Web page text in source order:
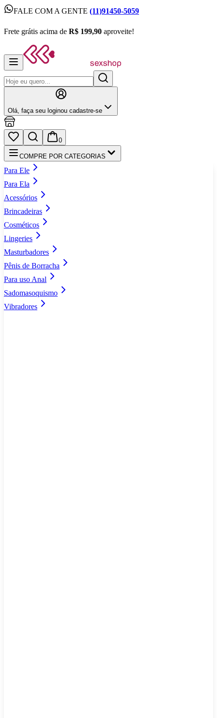
FALE COM A GENTE (11)91450-5059
Frete grátis acima de R$ 199,90 aproveite!
Olá, faça seu loginou cadastre‑se
0
COMPRE POR CATEGORIAS
Para Ele
Para Ela
Acessórios
Brincadeiras
Cosméticos
Lingeries
Masturbadores
Pênis de Borracha
Para uso Anal
Sadomasoquismo
Vibradores